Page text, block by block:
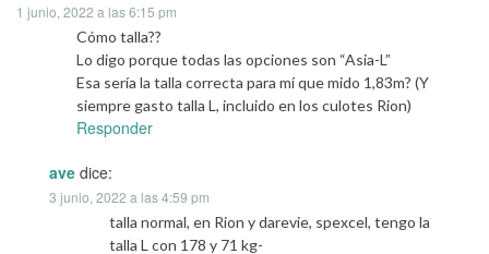
1 junio, 2022 a las 6:15 pm
Cómo talla??
Lo digo porque todas las opciones son “Asia-L”
Esa sería la talla correcta para mí que mido 1,83m? (Y
siempre gasto talla L, incluido en los culotes Rion)
Responder
ave dice:
3 junio, 2022 a las 4:59 pm
talla normal, en Rion y darevie, spexcel, tengo la
talla L con 178 y 71 kg-